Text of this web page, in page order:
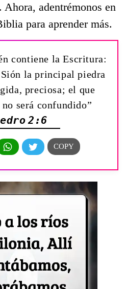
adentrémonos en
para aprender más.
contiene la Escritura:
la principal piedra
preciosa; el que
será confundido”
2:6